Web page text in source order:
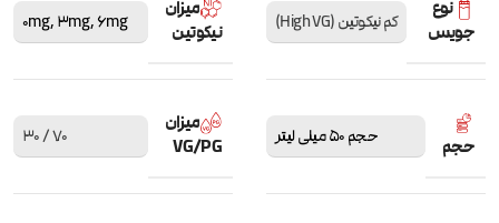
نوع
جویس
کم نیکوتین (High VG)
میزان
نیکوتین
0mg,3mg,6mg
حجم حجم 50 میلی لیتر
میزان
VG/PG
70 / 30